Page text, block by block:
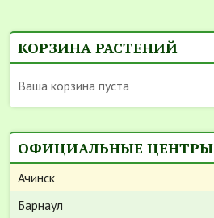
КОРЗИНА РАСТЕНИЙ
Ваша корзина пуста
ОФИЦИАЛЬНЫЕ ЦЕНТРЫ
Ачинск
Барнаул